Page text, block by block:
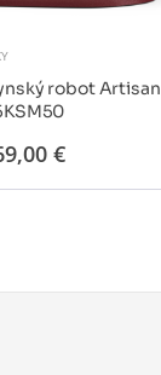
robot Artisan
€